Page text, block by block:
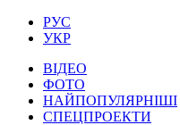
РУС
УКР
ВІДЕО
ФОТО
НАЙПОПУЛЯРНІШІ
СПЕЦПРОЕКТИ